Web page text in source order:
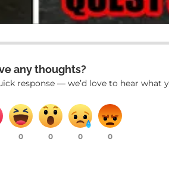
any thoughts?
response — we’d love to hear what
0 0 0 0